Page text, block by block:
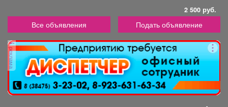
2 500 руб.
Все объявления Подать объявление
реклама